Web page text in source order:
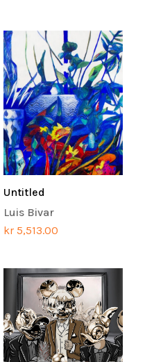
Untitled
Luis Bivar
kr 5,513.00